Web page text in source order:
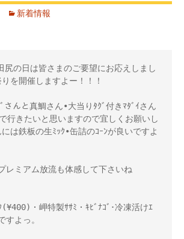
新着情報
の日は皆さまのご要望にお応えしまし
りを開催しますよー！！！
んと真鯛さん•大当りﾀｸﾞ付きﾏﾀﾞｲさん
行きたいと思いますので宜しくお願いし
には鉄板の生ﾐｯｸ•缶詰のｺｰﾝが良いですよ
レミアム放流も体感して下さいね
(¥400)・岬特製ｻｻﾐ・ｷﾋﾞﾅｺﾞ･冷凍活けｴ
すよっ。